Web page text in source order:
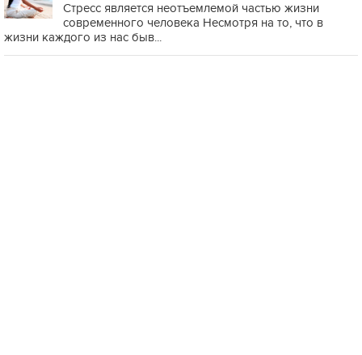
Стресс является неотъемлемой частью жизни
современного человека Несмотря на то, что в
жизни каждого из нас быв...